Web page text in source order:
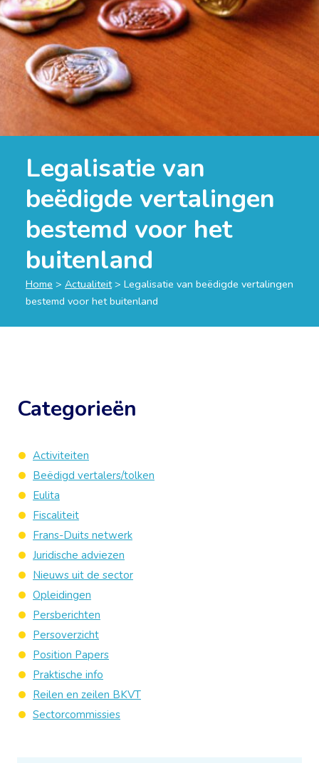
Legalisatie van
beëdigde vertalingen
bestemd voor het
buitenland
Home > Actualiteit> Legalisatie van beëdigde vertalingen
bestemd voor het buitenland
Categorieën
Activiteiten
Beëdigd vertalers/tolken
Eulita
Fiscaliteit
Frans-Duits netwerk
Juridische adviezen
Nieuws uit de sector
Opleidingen
Persberichten
Persoverzicht
Position Papers
Praktische info
Reilen en zeilen BKVT
Sectorcommissies